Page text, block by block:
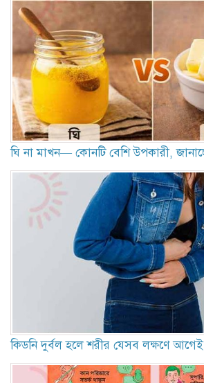
ঘি না মাখন— কোনটি বেশি উপকারী,
কিডনি দুর্বল হলে শরীর যেসব লক্ষণে